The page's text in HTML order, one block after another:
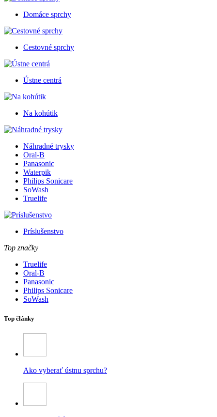
Domáce sprchy
Cestovné sprchy
Ústne centrá
Na kohútik
Náhradné trysky
Oral-B
Panasonic
Waterpik
Philips Sonicare
SoWash
Truelife
Príslušenstvo
Top značky
Truelife
Oral-B
Panasonic
Philips Sonicare
SoWash
Top články
Ako vyberať ústnu sprchu?